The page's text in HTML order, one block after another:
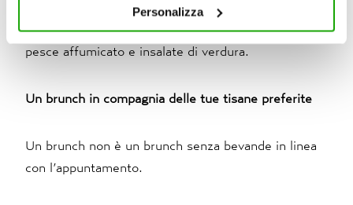
chiudere il banner, non verranno installati cookie sul tuo
corretto funzionamento del sito.
Personalizza
proponendo anche una pasta fredda o al forno
preparata la sera prima, arrosti di carne bianca,
pesce affumicato e insalate di verdura.
Un brunch in compagnia delle tue tisane preferite
Un brunch non è un brunch senza bevande in linea
con l’appuntamento.